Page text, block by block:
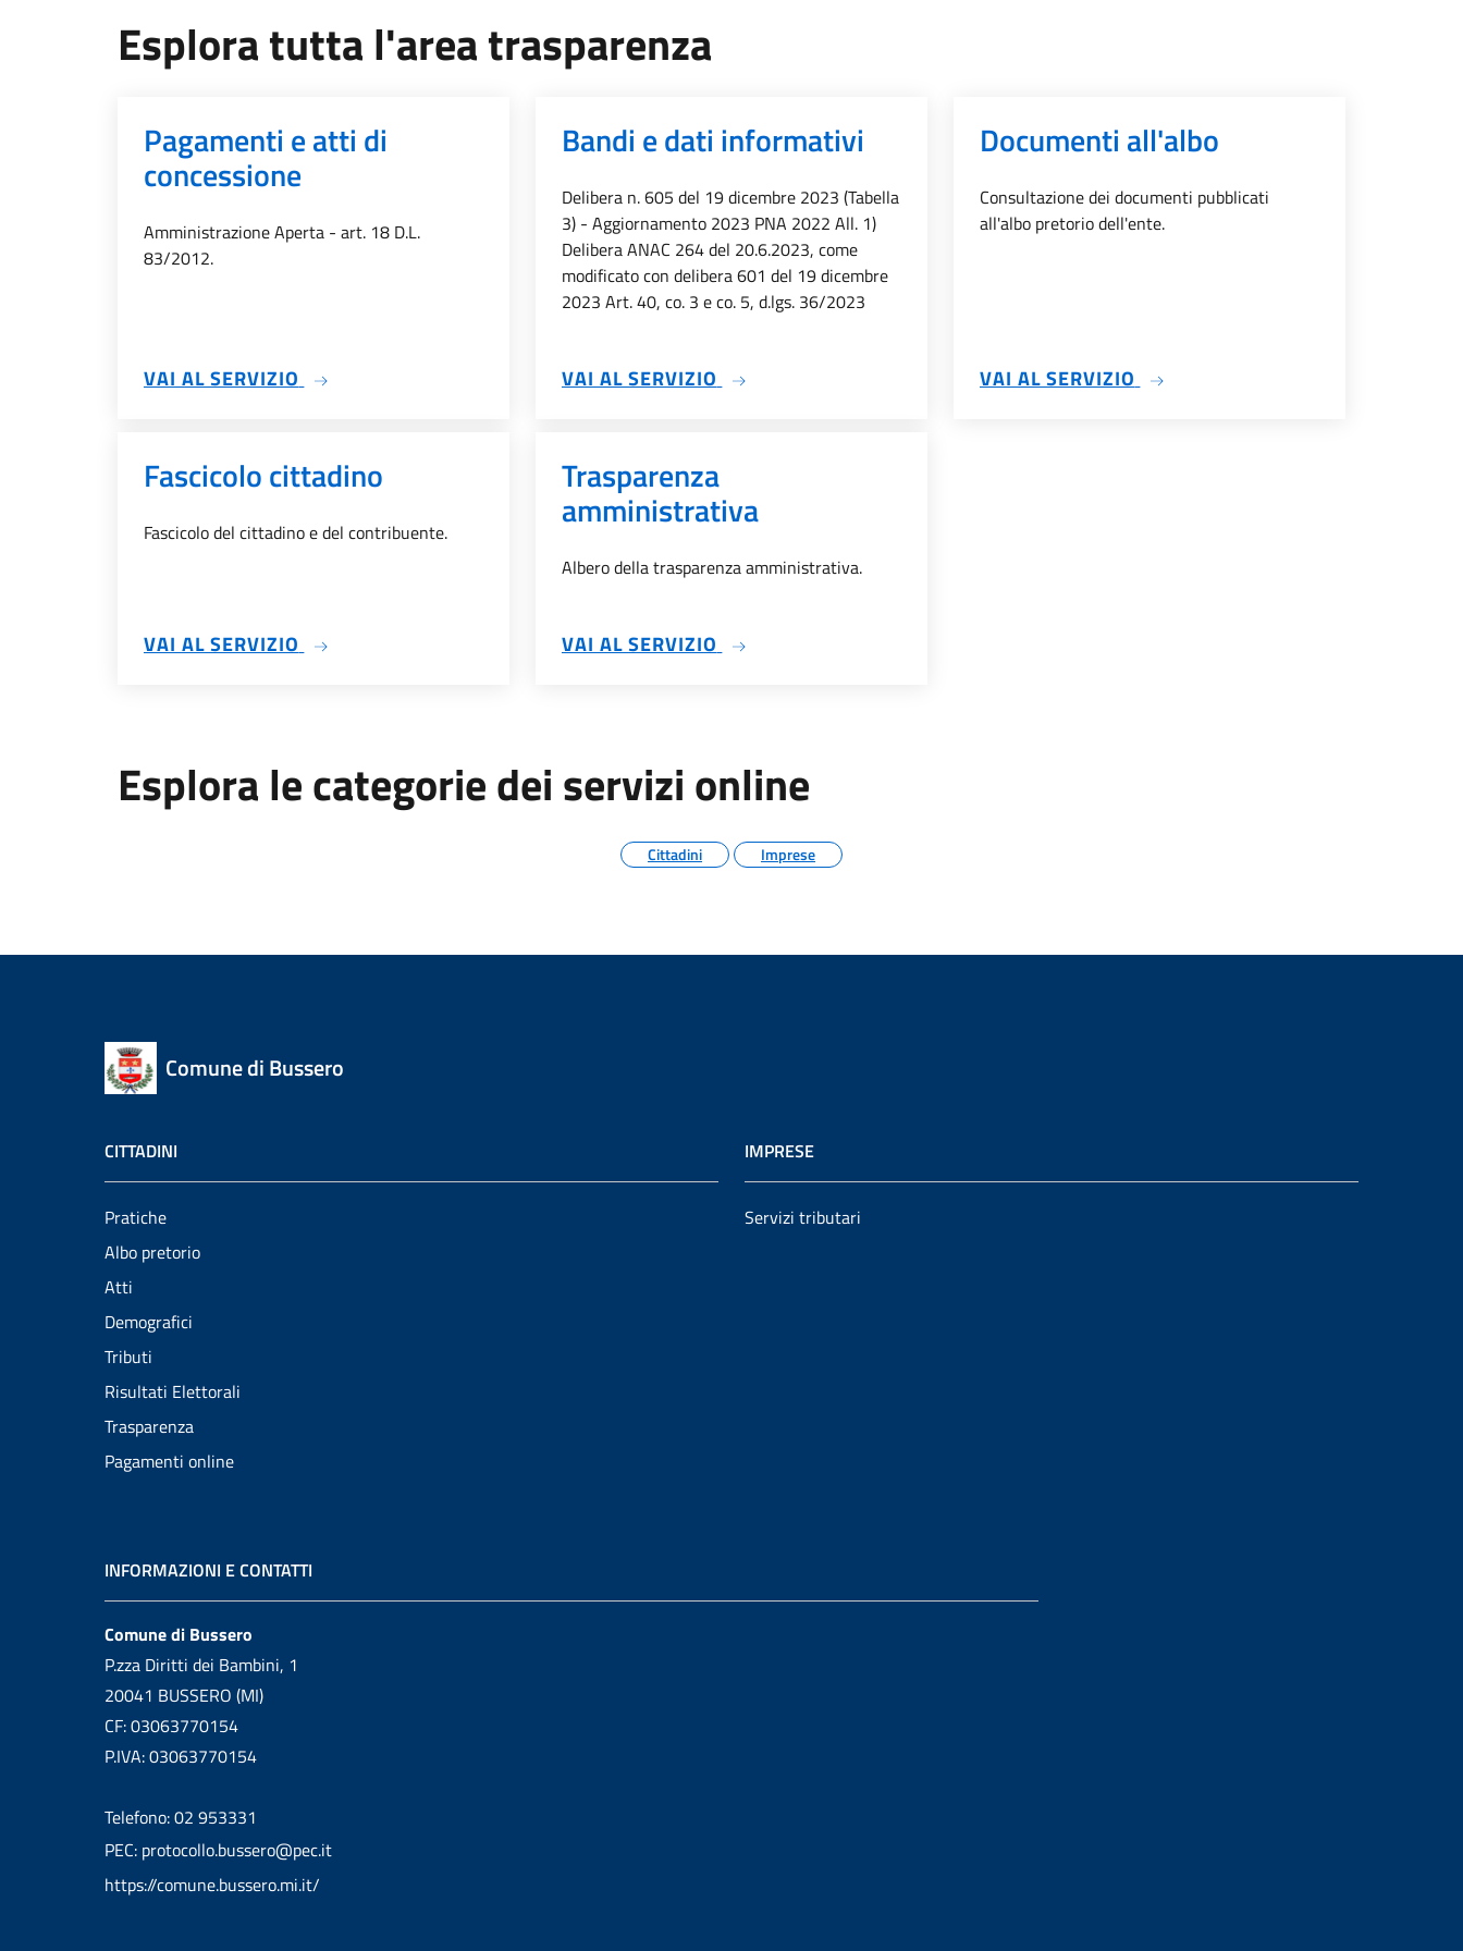
Esplora tutta l'area trasparenza
Pagamenti e atti di
concessione
Amministrazione Aperta - art. 18 D.L.
83/2012.
VAI AL SERVIZIO SU PAGAMENTI E ATTI DI CONCESSIONE
Bandi e dati informativi
Delibera n. 605 del 19 dicembre 2023 (Tabella
3) - Aggiornamento 2023 PNA 2022 All. 1)
Delibera ANAC 264 del 20.6.2023, come
modificato con delibera 601 del 19 dicembre
2023 Art. 40, co. 3 e co. 5, d.lgs. 36/2023
VAI AL SERVIZIO SU BANDI E DATI INFORMATIVI
Documenti all'albo
Consultazione dei documenti pubblicati
all'albo pretorio dell'ente.
VAI AL SERVIZIO SU DOCUMENTI ALL'ALBO
Fascicolo cittadino
Fascicolo del cittadino e del contribuente.
VAI AL SERVIZIO SU FASCICOLO CITTADINO
Trasparenza
amministrativa
Albero della trasparenza amministrativa.
VAI AL SERVIZIO SU TRASPARENZA AMMINISTRATIVA
Esplora le categorie dei servizi online
Cittadini Imprese
Comune di Bussero
CITTADINI
Pratiche
Albo pretorio
Atti
Demografici
Tributi
Risultati Elettorali
Trasparenza
Pagamenti online
IMPRESE
Servizi tributari
INFORMAZIONI E CONTATTI
Comune di Bussero
P.zza Diritti dei Bambini, 1
20041 BUSSERO (MI)
CF: 03063770154
P.IVA: 03063770154
Telefono: 02 953331
PEC: protocollo.bussero@pec.it
https://comune.bussero.mi.it/